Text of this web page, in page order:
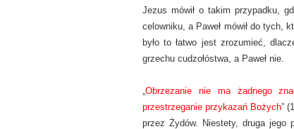
Jezus mówił o takim przypadku,
celowniku, a Paweł mówił do tych,
było to łatwo jest zrozumieć,
grzechu cudzołóstwa, a Paweł nie.
„Obrzezanie nie ma żadnego
przestrzeganie przykazań Bożych”
przez Żydów. Niestety, druga jego